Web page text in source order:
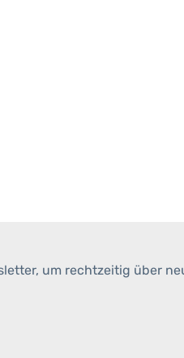
um rechtzeitig über